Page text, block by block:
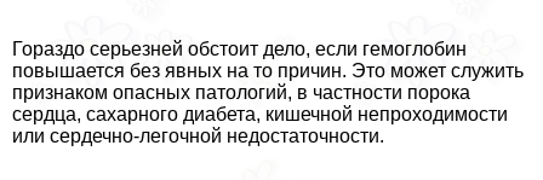
Гораздо серьезней обстоит дело, если гемоглобин
повышается без явных на то причин. Это может служить
признаком опасных патологий, в частности порока
сердца, сахарного диабета, кишечной непроходимости
или сердечно-легочной недостаточности.